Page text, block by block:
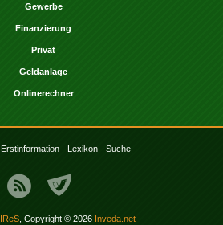
Gewerbe
Finanzierung
Privat
Geldanlage
Onlinerechner
Erstinformation Lexikon Suche
IReS, Copyright © 2026 Inveda.net